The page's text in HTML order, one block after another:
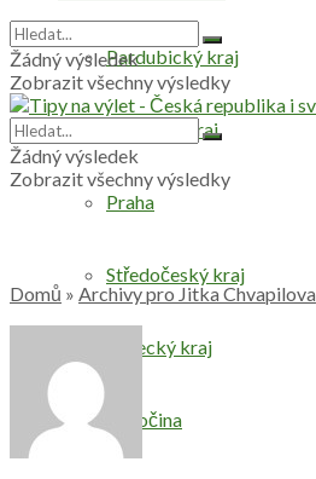
Pardubický kraj
Plzeňský kraj
Praha
Středočeský kraj
Ústecký kraj
Vysočina
Žádný výsledek
Zobrazit všechny výsledky
Žádný výsledek
Zobrazit všechny výsledky
Domů » Archivy pro Jitka Chvapilova